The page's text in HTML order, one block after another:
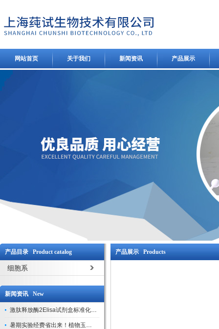
网站首页 关于我们 新闻资讯 产品展示
产品目录 Product catalog
细胞系
新闻资讯 New
激肽释放酶2Elisa试剂盒标准化实验操作与质控体系解析
暑期实验经费省出来！植物玉米索核苷（ZR ）elisa酶联免疫试剂盒
产品展示 Products